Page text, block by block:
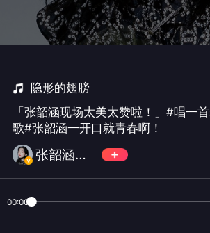
隐形的翅膀
「张韶涵现场太美太赞啦！」#唱一
歌#张韶涵一开口就青春啊！
张韶涵吧数据站
00:00